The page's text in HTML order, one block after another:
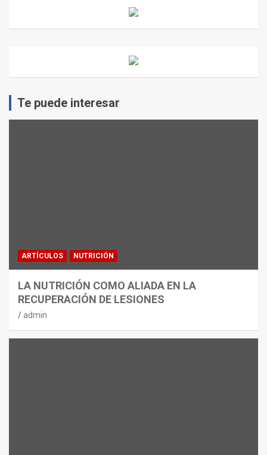
Te puede interesar
ARTÍCULOS NUTRICIÓN
LA NUTRICIÓN COMO ALIADA EN LA
RECUPERACIÓN DE LESIONES
admin